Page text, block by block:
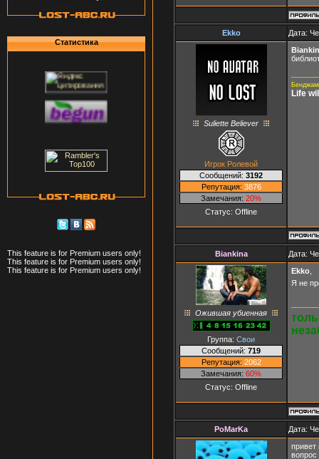
Статистика
This feature is for Premium users only!
This feature is for Premium users only!
This feature is for Premium users only!
Ekko Дата:
Suliette Believer
Игрок Ролевой
Сообщений: 3192
Репутация: 3876
Замечания: 20%
Статус: Offline
Life
Biankina Дата:
Ожившая убиенная
Группа: Свои
Сообщений: 719
Репутация: 2062
Замечания: 60%
Статус: Offline
Ekko
Я не
PoMarKa
Дата:
привет
вопрос